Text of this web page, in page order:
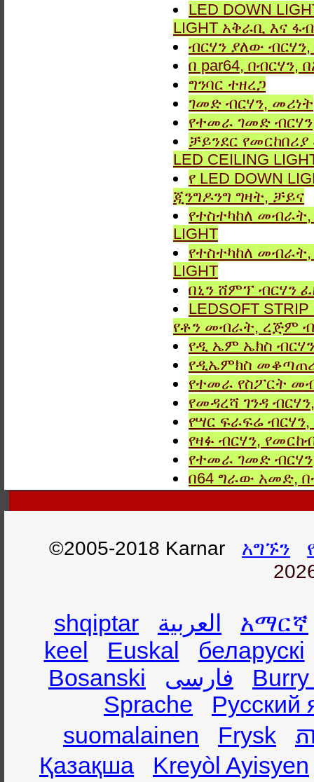
LED DOWN
LIGHT አቅራቢ እና
ብርሃን ያለው ብርሃን,
በ par64, በብርሃን,
ግንባር ​​ተዘረጋ
ገመድ ብርሃን, መሪነት
የተመራ ገመድ
ቻይንደር
LED CEILING
የ LED DOWN
ጂንግዶንግ ግዛት, ቻይና
የተስተካከለ መብራት,
LIGHT
የተስተካከለ መብራት,
LIGHT
በኒን ሸምፕ ብርሃን
LEDSOFT
የቶን መብራት, ረጅም
የዲ ኤም ኤክስ
የዲኤምክስ
የተመራ የስፖርት
የመዳረሻ ገንዳ
የሣር ፍራፍሬ
የዛፉ ብርሃን,
የተመራ ገመድ
በ64 ግራው አመድ,
©2005-2018 Karnar አግኙን
shqiptar العربية
አማርኛ
keel
Euskal
беларускі
Bosanski
فارسی
Sprache
Русский
suomalainen
Frysk
ភ
Қазақша
Kreyòl Ayisyen